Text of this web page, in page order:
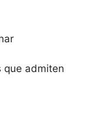
que admiten